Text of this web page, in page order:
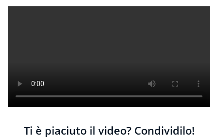
Ti è piaciuto il video? Condividilo!